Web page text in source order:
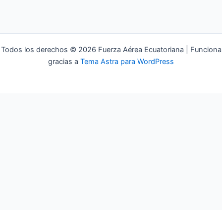
Todos los derechos © 2026 Fuerza Aérea Ecuatoriana | Funciona
gracias a Tema Astra para WordPress